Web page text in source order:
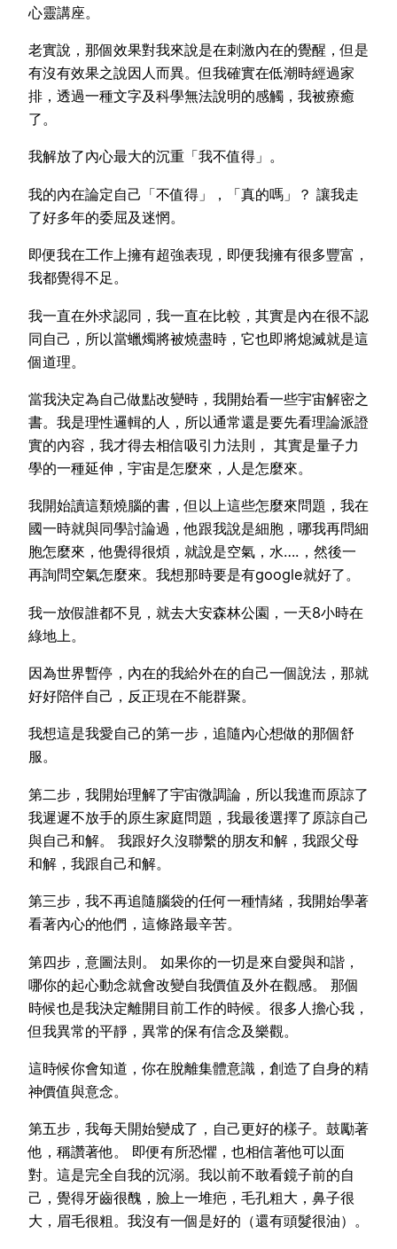
心靈講座。
老實說，那個效果對我來說是在刺激內在的覺醒，但是
有沒有效果之說因人而異。但我確實在低潮時經過家
排，透過一種文字及科學無法說明的感觸，我被療癒
了。
我解放了內心最大的沉重「我不值得」。
我的內在論定自己「不值得」，「真的嗎」？ 讓我走
了好多年的委屈及迷惘。
即便我在工作上擁有超強表現，即便我擁有很多豐富，
我都覺得不足。
我一直在外求認同，我一直在比較，其實是內在很不認
同自己，所以當蠟燭將被燒盡時，它也即將熄滅就是這
個道理。
當我決定為自己做點改變時，我開始看一些宇宙解密之
書。我是理性邏輯的人，所以通常還是要先看理論派證
實的內容，我才得去相信吸引力法則， 其實是量子力
學的一種延伸，宇宙是怎麼來，人是怎麼來。
我開始讀這類燒腦的書，但以上這些怎麼來問題，我在
國一時就與同學討論過，他跟我說是細胞，哪我再問細
胞怎麼來，他覺得很煩，就說是空氣，水….，然後一
再詢問空氣怎麼來。我想那時要是有google就好了。
我一放假誰都不見，就去大安森林公園，一天8小時在
綠地上。
因為世界暫停，內在的我給外在的自己一個說法，那就
好好陪伴自己，反正現在不能群聚。
我想這是我愛自己的第一步，追隨內心想做的那個舒
服。
第二步，我開始理解了宇宙微調論，所以我進而原諒了
我遲遲不放手的原生家庭問題，我最後選擇了原諒自己
與自己和解。 我跟好久沒聯繫的朋友和解，我跟父母
和解，我跟自己和解。
第三步，我不再追隨腦袋的任何一種情緒，我開始學著
看著內心的他們，這條路最辛苦。
第四步，意圖法則。 如果你的一切是來自愛與和諧，
哪你的起心動念就會改變自我價值及外在觀感。 那個
時候也是我決定離開目前工作的時候。很多人擔心我，
但我異常的平靜，異常的保有信念及樂觀。
這時候你會知道，你在脫離集體意識，創造了自身的精
神價值與意念。
第五步，我每天開始變成了，自己更好的樣子。鼓勵著
他，稱讚著他。 即便有所恐懼，也相信著他可以面
對。這是完全自我的沉溺。我以前不敢看鏡子前的自
己，覺得牙齒很醜，臉上一堆疤，毛孔粗大，鼻子很
大，眉毛很粗。我沒有一個是好的（還有頭髮很油）。